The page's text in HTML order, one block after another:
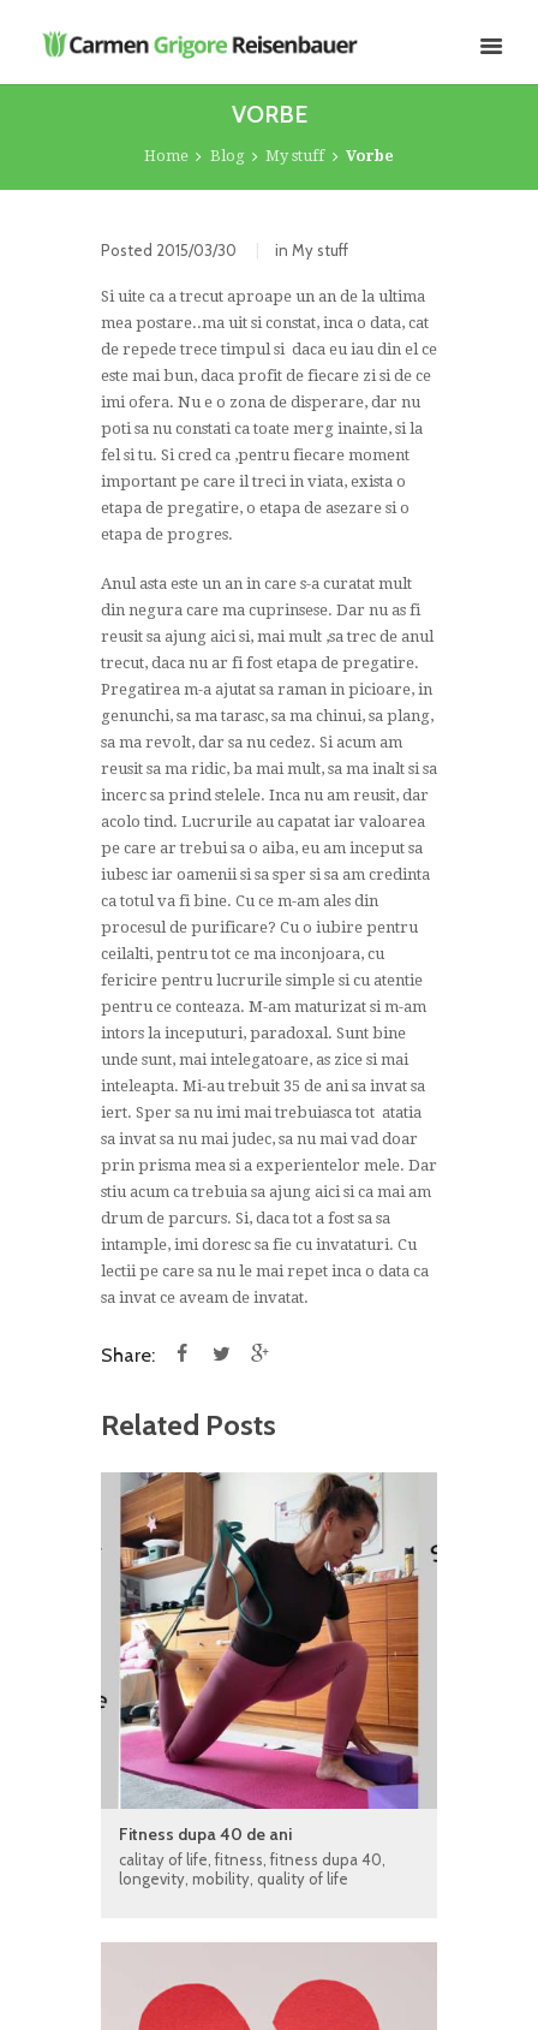
VORBE
Home Blog My stuff Vorbe
Posted 2015/03/30 in My stuff
Si uite ca a trecut aproape un an de la ultima
mea postare..ma uit si constat, inca o data, cat
de repede trece timpul si daca eu iau din el ce
este mai bun, daca profit de fiecare zi si de ce
imi ofera. Nu e o zona de disperare, dar nu
poti sa nu constati ca toate merg inainte, si la
fel si tu. Si cred ca ,pentru fiecare moment
important pe care il treci in viata, exista o
etapa de pregatire, o etapa de asezare si o
etapa de progres.
Anul asta este un an in care s-a curatat mult
din negura care ma cuprinsese. Dar nu as fi
reusit sa ajung aici si, mai mult ,sa trec de anul
trecut, daca nu ar fi fost etapa de pregatire.
Pregatirea m-a ajutat sa raman in picioare, in
genunchi, sa ma tarasc, sa ma chinui, sa plang,
sa ma revolt, dar sa nu cedez. Si acum am
reusit sa ma ridic, ba mai mult, sa ma inalt si sa
incerc sa prind stelele. Inca nu am reusit, dar
acolo tind. Lucrurile au capatat iar valoarea
pe care ar trebui sa o aiba, eu am inceput sa
iubesc iar oamenii si sa sper si sa am credinta
ca totul va fi bine. Cu ce m-am ales din
procesul de purificare? Cu o iubire pentru
ceilalti, pentru tot ce ma inconjoara, cu
fericire pentru lucrurile simple si cu atentie
pentru ce conteaza. M-am maturizat si m-am
intors la inceputuri, paradoxal. Sunt bine
unde sunt, mai intelegatoare, as zice si mai
inteleapta. Mi-au trebuit 35 de ani sa invat sa
iert. Sper sa nu imi mai trebuiasca tot atatia
sa invat sa nu mai judec, sa nu mai vad doar
prin prisma mea si a experientelor mele. Dar
stiu acum ca trebuia sa ajung aici si ca mai am
drum de parcurs. Si, daca tot a fost sa sa
intample, imi doresc sa fie cu invataturi. Cu
lectii pe care sa nu le mai repet inca o data ca
sa invat ce aveam de invatat.
Share:
Related Posts
Fitness dupa 40 de ani
calitay of life ,fitness ,fitness dupa 40
longevity mobility quality of life